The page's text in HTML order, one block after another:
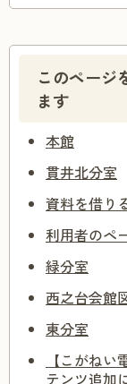
このページ
ます
本館
貫井北分室
資料を借り
利用者のペ
緑分室
西之台会館
東分室
【こがね
テンツ追加